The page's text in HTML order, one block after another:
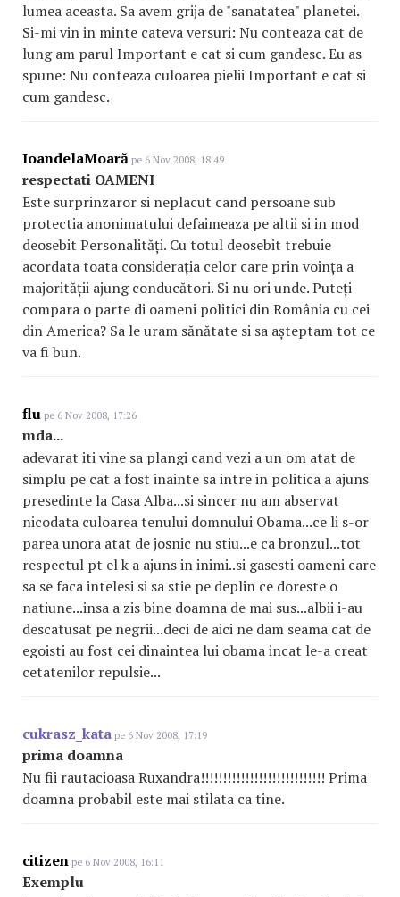
lumea aceasta. Sa avem grija de "sanatatea" planetei.
Si-mi vin in minte cateva versuri: Nu conteaza cat de
lung am parul Important e cat si cum gandesc. Eu as
spune: Nu conteaza culoarea pielii Important e cat si
cum gandesc.
IoandelaMoară pe 6 Nov 2008, 18:49
respectati OAMENI
Este surprinzaror si neplacut cand persoane sub
protectia anonimatului defaimeaza pe altii si in mod
deosebit Personalități. Cu totul deosebit trebuie
acordata toata considerația celor care prin voința a
majorității ajung conducători. Si nu ori unde. Puteți
compara o parte di oameni politici din România cu cei
din America? Sa le uram sănătate si sa așteptam tot ce
va fi bun.
flu pe 6 Nov 2008, 17:26
mda...
adevarat iti vine sa plangi cand vezi a un om atat de
simplu pe cat a fost inainte sa intre in politica a ajuns
presedinte la Casa Alba...si sincer nu am abservat
nicodata culoarea tenului domnului Obama...ce li s-or
parea unora atat de josnic nu stiu...e ca bronzul...tot
respectul pt el k a ajuns in inimi..si gasesti oameni care
sa se faca intelesi si sa stie pe deplin ce doreste o
natiune...insa a zis bine doamna de mai sus...albii i-au
descatusat pe negrii...deci de aici ne dam seama cat de
egoisti au fost cei dinaintea lui obama incat le-a creat
cetatenilor repulsie...
cukrasz_kata pe 6 Nov 2008, 17:19
prima doamna
Nu fii rautacioasa Ruxandra!!!!!!!!!!!!!!!!!!!!!!!!!!!! Prima
doamna probabil este mai stilata ca tine.
citizen pe 6 Nov 2008, 16:11
Exemplu